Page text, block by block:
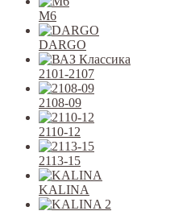
M6
DARGO
2101-2107
2108-09
2110-12
2113-15
KALINA